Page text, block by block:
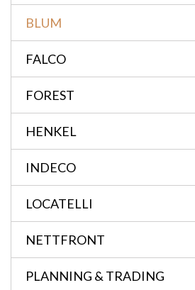
BLUM
FALCO
FOREST
HENKEL
INDECO
LOCATELLI
NETTFRONT
PLANNING & TRADING